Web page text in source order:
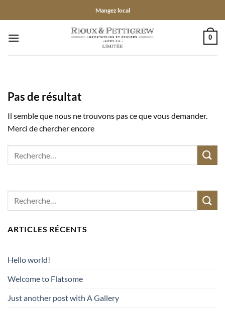
au
Mangez local
0
Pas de résultat
Il semble que nous ne trouvons pas ce que vous demander.
Merci de chercher encore
ARTICLES RÉCENTS
Hello world!
Welcome to Flatsome
Just another post with A Gallery